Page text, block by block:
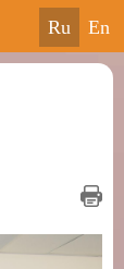
ru en